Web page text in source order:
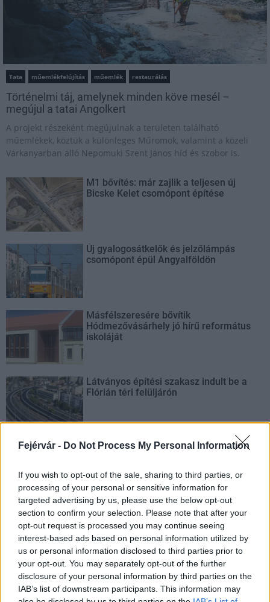
Fejérvár - Do Not Process My Personal Information
If you wish to opt-out of the sale, sharing to third parties, or
processing of your personal or sensitive information for
targeted advertising by us, please use the below opt-out
section to confirm your selection. Please note that after your
opt-out request is processed you may continue seeing
interest-based ads based on personal information utilized by
us or personal information disclosed to third parties prior to
your opt-out. You may separately opt-out of the further
disclosure of your personal information by third parties on the
IAB’s list of downstream participants. This information may
Tata műemlékfelújítás műemlék restaurálás
Történelmi táj, amelynek minden köve mesél –
megújul a tatai Angolkert
A projekt részeként megújulnak a területen található
műemlékek, köztük a különleges Műromok, valamint a közeli
Várkanyarban álló Nepomuki Szent János híd és szobor is.
M1 bővítés: már zajlik a teljesen új
Bicske Kelet csomópont építése
Új gyalogosátkelők és jelzőlámpás
csomópont épül Angyalföldön
Másfélszeresére bővítik
Hódmezővásárhely jó hírű református
iskoláját
Látványos építési szakasz indult be a
Flórián téri felüljárón
AJÁNLJUK MÉG
Helyi hírek